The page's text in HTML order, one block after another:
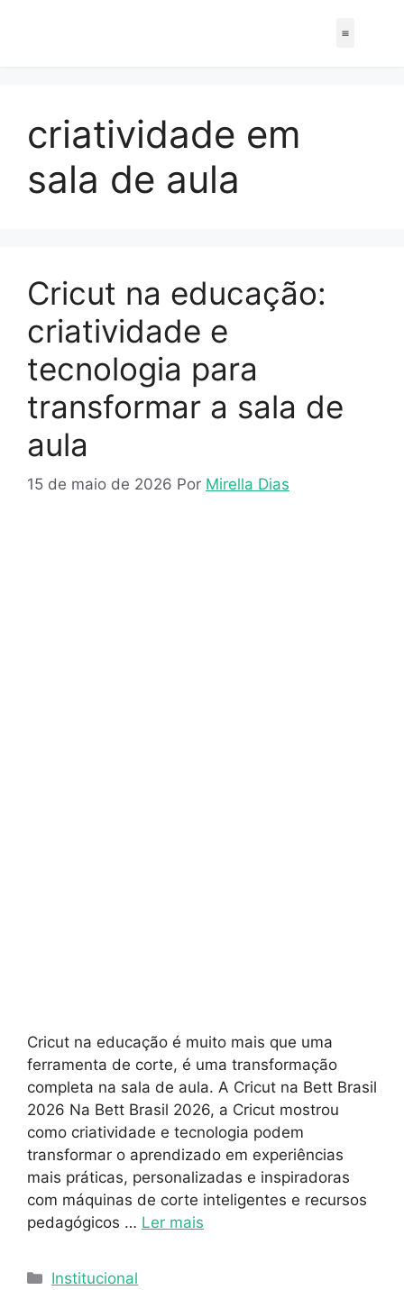
criatividade em
sala de aula
Cricut na educação:
criatividade e
tecnologia para
transformar a sala de
aula
15 de maio de 2026 Por Mirella Dias
Cricut na educação é muito mais que uma
ferramenta de corte, é uma transformação
completa na sala de aula. A Cricut na Bett Brasil
2026 Na Bett Brasil 2026, a Cricut mostrou
como criatividade e tecnologia podem
transformar o aprendizado em experiências
mais práticas, personalizadas e inspiradoras
com máquinas de corte inteligentes e recursos
pedagógicos … Ler mais
Institucional